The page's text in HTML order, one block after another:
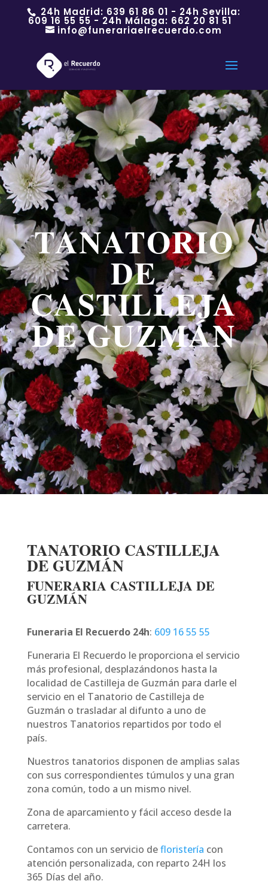
24h Madrid: 639 61 86 01 - 24h Sevilla:
609 16 55 55 - 24h Málaga: 662 20 81 51
info@funerariaelrecuerdo.com
TANATORIO
DE
CASTILLEJA
DE GUZMÁN
TANATORIO CASTILLEJA
DE GUZMÁN
FUNERARIA CASTILLEJA DE
GUZMÁN
Funeraria El Recuerdo 24h: 609 16 55 55
Funeraria El Recuerdo le proporciona el servicio
más profesional, desplazándonos hasta la
localidad de Castilleja de Guzmán para darle el
servicio en el Tanatorio de Castilleja de
Guzmán o trasladar al difunto a uno de
nuestros Tanatorios repartidos por todo el
país.
Nuestros tanatorios disponen de amplias salas
con sus correspondientes túmulos y una gran
zona común, todo a un mismo nivel.
Zona de aparcamiento y fácil acceso desde la
carretera.
Contamos con un servicio defloristería con
atención personalizada, con reparto 24H los
365 Días del año.